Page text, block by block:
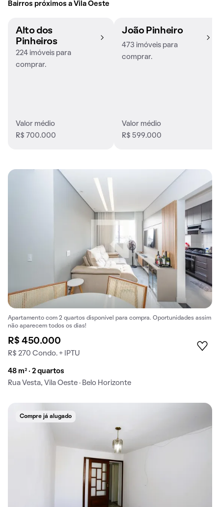
Bairros próximos a Vila Oeste
Alto dos
Pinheiros
224 imóveis para
comprar.
Valor médio
R$ 700.000
João Pinheiro
473 imóveis para
comprar.
Valor médio
R$ 599.000
Apartamento com 2 quartos disponível para compra. Oportunidades assim
não aparecem todos os dias!
R$ 450.000
R$ 270 Condo. + IPTU
48 m² · 2 quartos
Rua Vesta, Vila Oeste · Belo Horizonte
Compre já alugado